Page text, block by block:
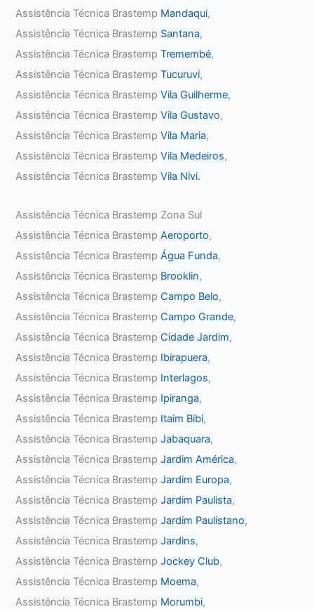
Assistência Técnica Brastemp Mandaqui,
Assistência Técnica Brastemp Santana,
Assistência Técnica BrastempTremembé,
Assistência Técnica BrastempTucuruvi,
Assistência Técnica BrastempVila Guilherme,
Assistência Técnica BrastempVila Gustavo,
Assistência Técnica BrastempVila Maria,
Assistência Técnica BrastempVila Medeiros,
Assistência Técnica BrastempVila Nivi.
Assistência Técnica Brastemp Zona Sul
Assistência Técnica BrastempAeroporto,
Assistência Técnica BrastempÁgua Funda,
Assistência Técnica Brastemp Brooklin,
Assistência Técnica BrastempCampo Belo,
Assistência Técnica BrastempCampo Grande,
Assistência Técnica BrastempCidade Jardim,
Assistência Técnica Brastemp Ibirapuera,
Assistência Técnica Brastemp Interlagos,
Assistência Técnica Brastemp Ipiranga,
Assistência Técnica Brastemp Itaim Bibi,
Assistência Técnica BrastempJabaquara,
Assistência Técnica BrastempJardim América,
Assistência Técnica BrastempJardim Europa,
Assistência Técnica BrastempJardim Paulista,
Assistência Técnica BrastempJardim Paulistano,
Assistência Técnica BrastempJardins,
Assistência Técnica BrastempJockey Club,
Assistência Técnica Brastemp Moema,
Assistência Técnica Brastemp Morumbi,